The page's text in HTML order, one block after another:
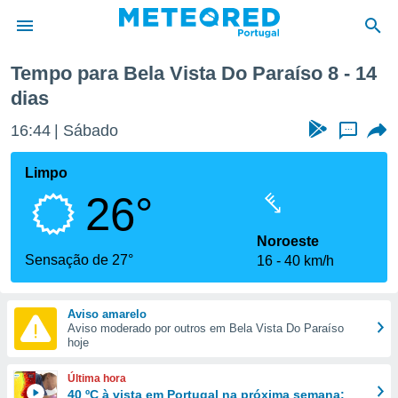
da
foi
para
e
digital
Tempo para Bela Vista Do Paraíso 8 - 14
dias
16:44 Sábado ...
Limpo
26°
Sensação de 27°
Noroeste
16
40 km/h
Aviso amarelo
Aviso moderado por outros em Bela Vista Do Paraíso
hoje
Última hora
40 ºC à vista em Portugal na próxima semana: